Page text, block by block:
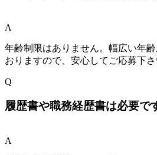
A
年齢制限はありません。幅広い年
おりますので、安心してご応募下さ
Q
履歴書や職務経歴書は必要で
A